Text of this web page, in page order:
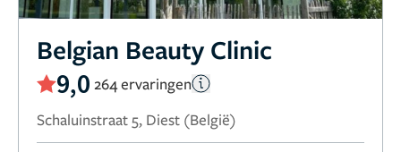
Belgian Beauty Clinic
9,0 264 ervaringen
Schaluinstraat 5, Diest (België)